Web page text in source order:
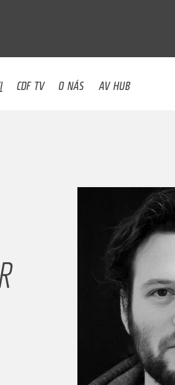
CDF TV O NÁS AV HUB